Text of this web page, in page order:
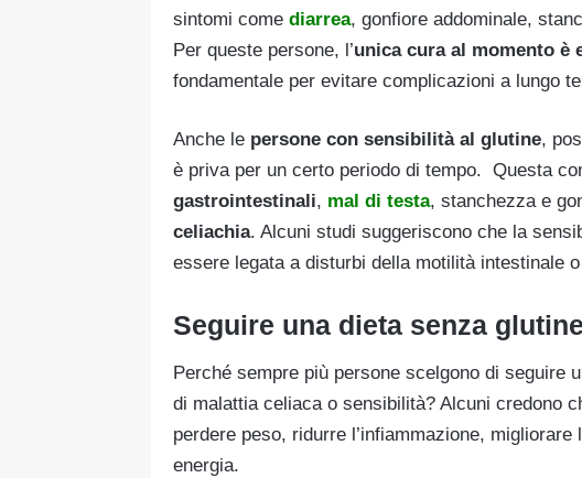
sintomi come diarrea, gonfiore addominale,
Per queste persone, l’unica cura al momento è
fondamentale per evitare complicazioni a lungo
Anche le persone con sensibilità al glutine,
è priva per un certo periodo di tempo. Questa
gastrointestinali, mal di testa, stanchezza e
celiachia. Alcuni studi suggeriscono che la
essere legata a disturbi della motilità intestinale
Seguire una dieta senza
Perché sempre più persone scelgono di seguire
di malattia celiaca o sensibilità? Alcuni credono
perdere peso, ridurre l’infiammazione,
energia.